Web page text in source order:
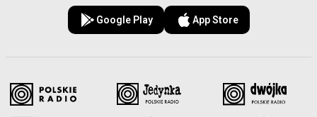
Google Play App Store